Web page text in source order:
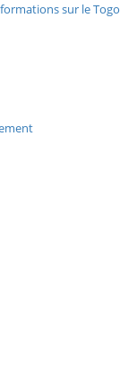
sur le Togo